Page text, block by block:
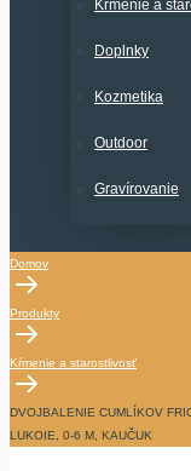
Kŕmenie a
Doplnky
Kozmetika
Outdoor
Gravírovanie
Domov
Produkty
Kŕmenie a starostlivosť
DVOJBALENIE CUMLÍKOV
LUKOIE, 0-6 M, KAUČUK